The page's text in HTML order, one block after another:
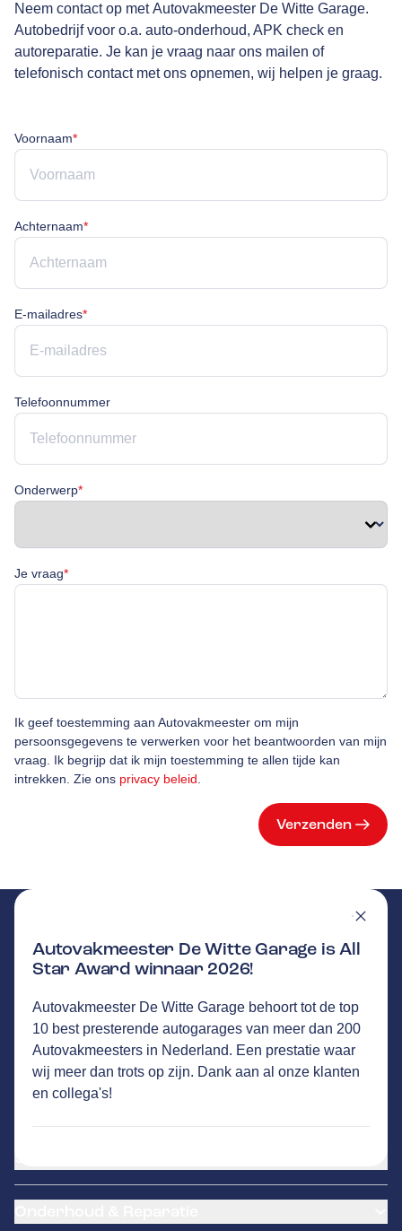
Neem contact op met Autovakmeester De Witte Garage.
Autobedrijf voor o.a. auto-onderhoud, APK check en
autoreparatie. Je kan je vraag naar ons mailen of
telefonisch contact met ons opnemen, wij helpen je graag.
Voornaam*Voornaam is verplicht
Achternaam*Achternaam is verplicht
E-mailadres*E-mailadres is verplicht
Telefoonnummer
Onderwerp*Onderwerp is verplicht
Je vraag*Je vraag is verplicht
Ik geef toestemming aan Autovakmeester om mijn
persoonsgegevens te verwerken voor het beantwoorden van mijn
vraag. Ik begrijp dat ik mijn toestemming te allen tijde kan
intrekken. Zie ons privacy beleid
Verzenden
Autovakmeester De Witte Garage is All
Star Award winnaar 2026!
Autovakmeester De Witte Garage behoort tot de top
10 best presterende autogarages van meer dan 200
Autovakmeesters in Nederland. Een prestatie waar
wij meer dan trots op zijn. Dank aan al onze klanten
en collega's!
GA NAAR DE HOMEPAGINA
Route
Industrieweg Oost 4,6662 NEElst
44klanten waarderen Autovakmeester De Witte
Garage gemiddeld met een 9.7